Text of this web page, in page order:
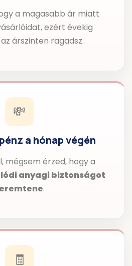
a magasabb ár miatt
ezért évekig
árszinten ragadsz.
💸
a hónap végén
mégsem érzed, hogy a
anyagi biztonságot
.
🧾